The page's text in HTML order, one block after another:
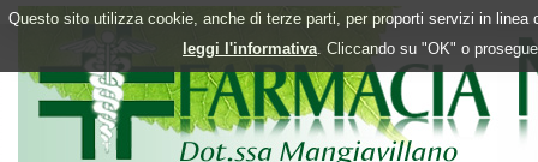
Questo sito utilizza cookie, anche di terze parti, per proporti servizi in
leggi l'informativa. Cliccando su "OK" o